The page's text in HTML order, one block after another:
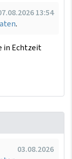
13:54
.
in Echtzeit
03.08.2026